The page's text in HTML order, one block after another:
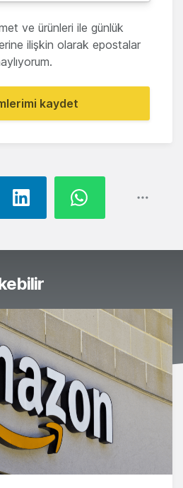
ve ürünleri ile günlük
ilişkin olarak epostalar
kaydet